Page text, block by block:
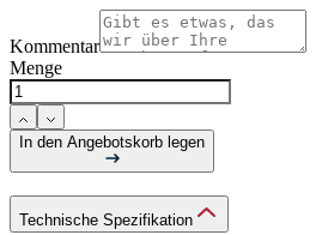
Kommentar
Menge
In den Angebotskorb legen
Technische Spezifikation